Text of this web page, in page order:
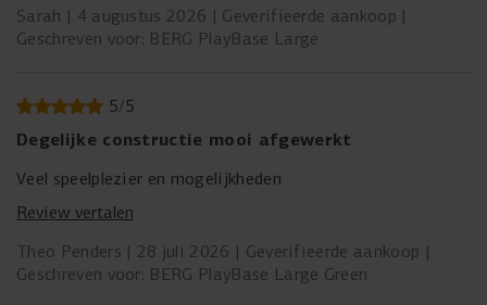
Sarah
4 augustus 2026
Geverifieerde aankoop
Geschreven voor: BERG PlayBase Large
5/5
Degelijke constructie mooi afgewerkt
Veel speelplezier en mogelijkheden
Review vertalen
Theo Penders
28 juli 2026
Geverifieerde aankoop
Geschreven voor: BERG PlayBase Large Green